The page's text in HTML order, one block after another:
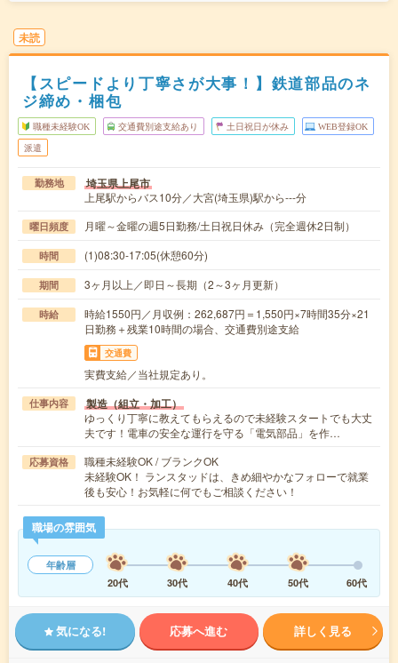
未読
【スピードより丁寧さが大事！】鉄道部品のネ
ジ締め・梱包
職種未経験OK 交通費別途支給あり 土日祝日が休み WEB登録OK
派遣
勤務地 埼玉県上尾市
上尾駅からバス10分／大宮(埼玉県)駅から---分
曜日頻度 月曜～金曜の週5日勤務/土日祝日休み（完全週休2日制）
時間 (1)08:30-17:05(休憩60分)
期間 3ヶ月以上／即日～長期（2～3ヶ月更新）
時給
時給1550円／月収例：262,687円＝1,550円×7時間35分×21
日勤務＋残業10時間の場合、交通費別途支給
交通費
実費支給／当社規定あり。
仕事内容 製造（組立・加工）
ゆっくり丁寧に教えてもらえるので未経験スタートでも大丈
夫です！電車の安全な運行を守る「電気部品」を作…
応募資格
職種未経験OK / ブランクOK
未経験OK！ ランスタッドは、きめ細やかなフォローで就業
後も安心！お気軽に何でもご相談ください！
職場の雰囲気
年齢層
20代
30代 40代 50代 60代
気になる! 応募へ進む 詳しく見る